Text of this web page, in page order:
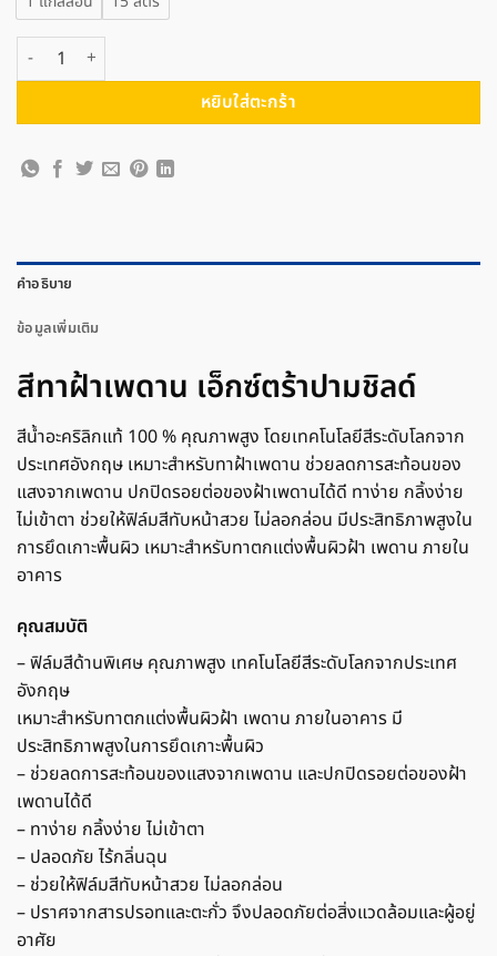
จำนวน PAMMASTIC ปามมาสติก สีทาฝ้าเพดาน เอ็กซ์ตร้าปามชิลด์ ชิ้น
หยิบใส่ตะกร้า
คำอธิบาย
ข้อมูลเพิ่มเติม
สีทาฝ้าเพดาน เอ็กซ์ตร้าปามชิลด์
สีน้ำอะคริลิกแท้ 100 % คุณภาพสูง โดยเทคโนโลยีสีระดับโลกจาก
ประเทศอังกฤษ เหมาะสำหรับทาฝ้าเพดาน ช่วยลดการสะท้อนของ
แสงจากเพดาน ปกปิดรอยต่อของฝ้าเพดานได้ดี ทาง่าย กลิ้งง่าย
ไม่เข้าตา ช่วยให้ฟิล์มสีทับหน้าสวย ไม่ลอกล่อน มีประสิทธิภาพสูงใน
การยึดเกาะพื้นผิว เหมาะสำหรับทาตกแต่งพื้นผิวฝ้า เพดาน ภายใน
อาคาร
คุณสมบัติ
– ฟิล์มสีด้านพิเศษ คุณภาพสูง เทคโนโลยีสีระดับโลกจากประเทศ
อังกฤษ
เหมาะสำหรับทาตกแต่งพื้นผิวฝ้า เพดาน ภายในอาคาร มี
ประสิทธิภาพสูงในการยึดเกาะพื้นผิว
– ช่วยลดการสะท้อนของแสงจากเพดาน และปกปิดรอยต่อของฝ้า
เพดานได้ดี
– ทาง่าย กลิ้งง่าย ไม่เข้าตา
– ปลอดภัย ไร้กลิ่นฉุน
– ช่วยให้ฟิล์มสีทับหน้าสวย ไม่ลอกล่อน
– ปราศจากสารปรอทและตะกั่ว จึงปลอดภัยต่อสิ่งแวดล้อมและผู้อยู่
อาศัย